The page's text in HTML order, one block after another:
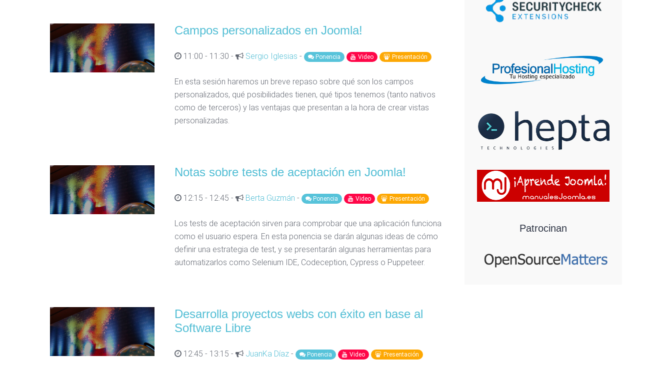
Campos personalizados en Joomla!
11:00 - 11:30 - Sergio Iglesias - Ponencia Video Presentación
En esta sesión haremos un breve repaso sobre qué son los campos
personalizados, qué posibilidades tienen, qué tipos tenemos (tanto nativos
como de terceros) y las ventajas que presentan a la hora de crear vistas
personalizadas.
Notas sobre tests de aceptación en Joomla!
12:15 - 12:45 - Berta Guzmán - Ponencia Video Presentación
Los tests de aceptación sirven para comprobar que una aplicación funciona
como el usuario espera. En esta ponencia se darán algunas ideas de cómo
definir una estrategia de test, y se presentarán algunas herramientas para
automatizarlos como Selenium IDE, Codeception, Cypress o Puppeteer.
Desarrolla proyectos webs con éxito en base al
Software Libre
12:45 - 13:15 - JuanKa Díaz- Ponencia Video Presentación
Patrocinan